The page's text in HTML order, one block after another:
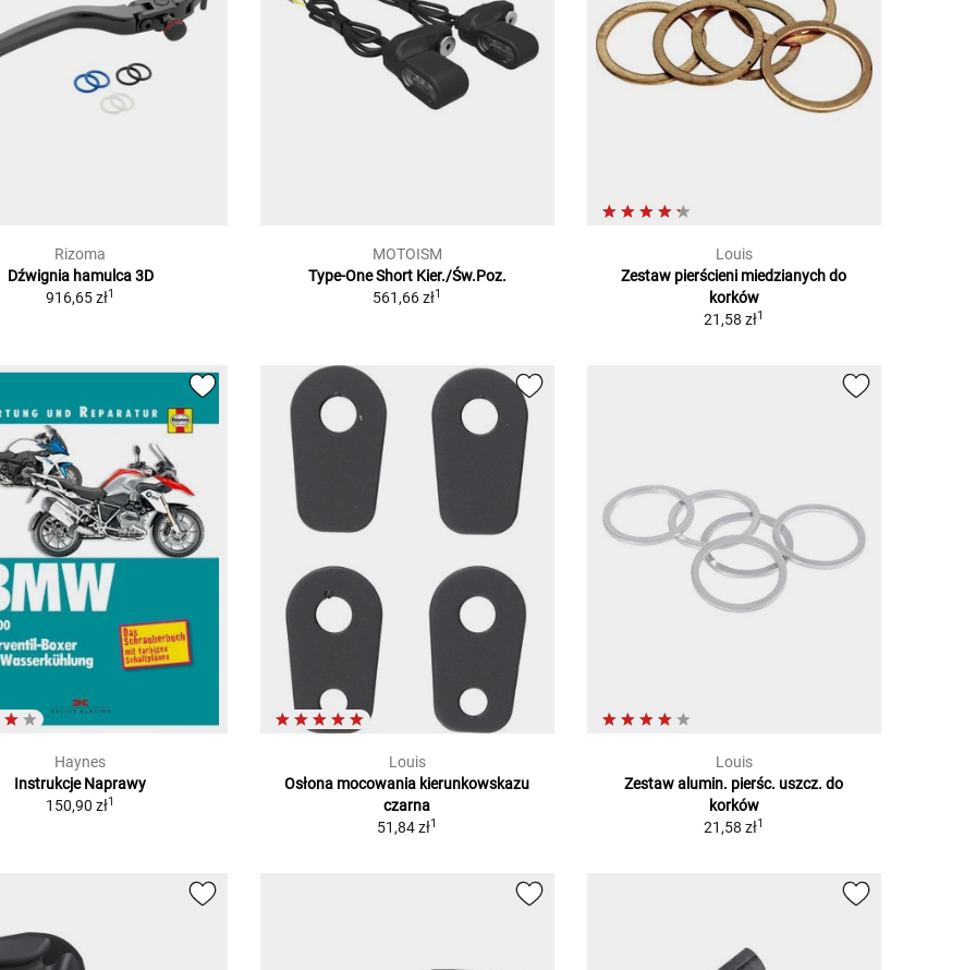
Rizoma
Dźwignia hamulca 3D
916,65 zł1
MOTOISM
Type-One Short Kier./Św.Poz.
561,66 zł1
Louis
Zestaw pierścieni miedzianych do
korków
21,58 zł1
Haynes
Instrukcje Naprawy
150,90 zł1
Louis
Osłona mocowania kierunkowskazu
czarna
51,84 zł1
Louis
Zestaw alumin. pierśc. uszcz. do
korków
21,58 zł1